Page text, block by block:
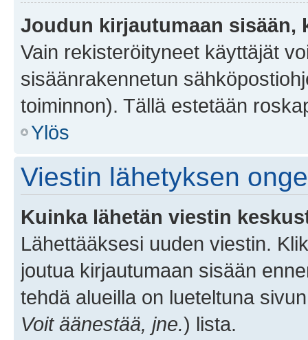
Joudun kirjautumaan sisään,
Vain rekisteröityneet käyttäjät
sisäänrakennetun
toiminnon). Tällä estetään
Ylös
Viestin lähetyksen
Kuinka lähetän viestin
Lähettääksesi uuden viestin.
joutua kirjautumaan sisään
tehdä alueilla on lueteltuna
Voit äänestää, jne.) lista.